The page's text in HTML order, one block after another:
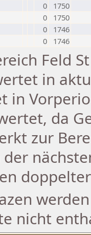
0
1750
0
1750
0
1746
0 1746
Feld
in
in
da
zur
nicht